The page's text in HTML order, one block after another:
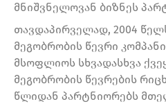
მნიშვნელოვან ბიზნეს
თავდაპირველად, 2004
მეგობრობის წევრი
მსოფლიოს სხვადასხვა
მეგობრობის წევრების
წლიდან პარტნიორებს